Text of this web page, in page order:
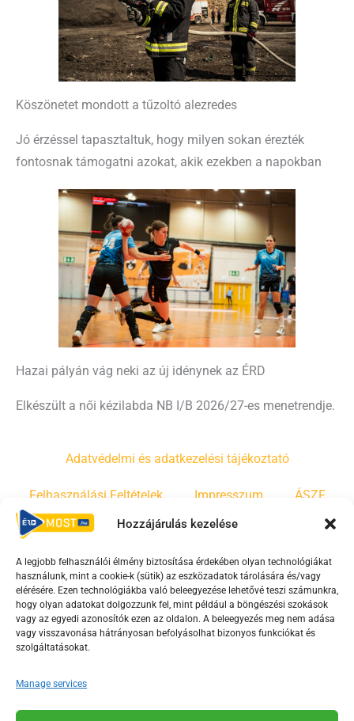
Hozzájárulás kezelése
A legjobb felhasználói élmény biztosítása érdekében olyan technológiákat
használunk, mint a cookie-k (sütik) az eszközadatok tárolására és/vagy
elérésére. Ezen technológiákba való beleegyezése lehetővé teszi számunkra,
hogy olyan adatokat dolgozzunk fel, mint például a böngészési szokások
vagy az egyedi azonosítók ezen az oldalon. A beleegyezés meg nem adása
vagy visszavonása hátrányosan befolyásolhat bizonyos funkciókat és
szolgáltatásokat.
Manage services
Köszönetet mondott a tűzoltó alezredes
Jó érzéssel tapasztaltuk, hogy milyen sokan érezték
fontosnak támogatni azokat, akik ezekben a napokban
Hazai pályán vág neki az új idénynek az ÉRD
Elkészült a női kézilabda NB I/B 2026/27-es menetrendje.
Adatvédelmi és adatkezelési tájékoztató
Felhasználási Feltételek Impresszum ÁSZF
Irányelvek Moderálási szabályzat
F
a
c
e
o
o
Y
o
u
t
b
e
T
i
k
Az Érd Média médiaszolgáltatási tevékenységét a